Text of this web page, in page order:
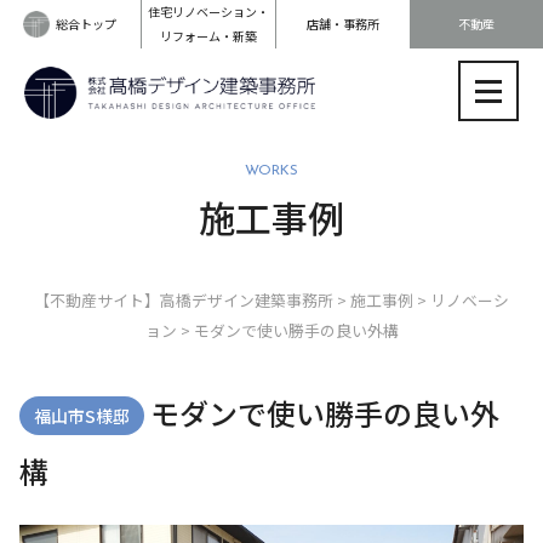
総合トップ
住宅リノベーション・
リフォーム・新築
店舗・事務所 不動産
WORKS
施工事例
【不動産サイト】高橋デザイン建築事務所 > 施工事例 > リノベーシ
ョン > モダンで使い勝手の良い外構
福山市S様邸
モダンで使い勝手の良い外
構